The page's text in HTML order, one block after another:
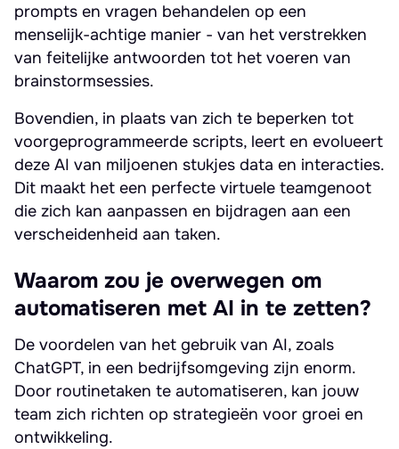
prompts en vragen behandelen op een
menselijk-achtige manier - van het verstrekken
van feitelijke antwoorden tot het voeren van
brainstormsessies.
Bovendien, in plaats van zich te beperken tot
voorgeprogrammeerde scripts, leert en evolueert
deze AI van miljoenen stukjes data en interacties.
Dit maakt het een perfecte virtuele teamgenoot
die zich kan aanpassen en bijdragen aan een
verscheidenheid aan taken.
Waarom zou je overwegen om
automatiseren met AI in te zetten?
De voordelen van het gebruik van AI, zoals
ChatGPT, in een bedrijfsomgeving zijn enorm.
Door routinetaken te automatiseren, kan jouw
team zich richten op strategieën voor groei en
ontwikkeling.